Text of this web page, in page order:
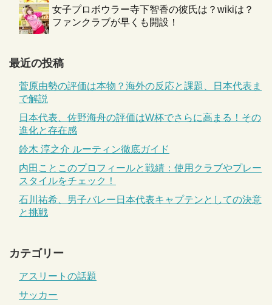
女子プロボウラー寺下智香の彼氏は？wikiは？
ファンクラブが早くも開設！
最近の投稿
菅原由勢の評価は本物？海外の反応と課題、日本代表ま
で解説
日本代表、佐野海舟の評価はW杯でさらに高まる！その
進化と存在感
鈴木 淳之介 ルーティン徹底ガイド
内田ことこのプロフィールと戦績：使用クラブやプレー
スタイルをチェック！
石川祐希、男子バレー日本代表キャプテンとしての決意
と挑戦
カテゴリー
アスリートの話題
サッカー